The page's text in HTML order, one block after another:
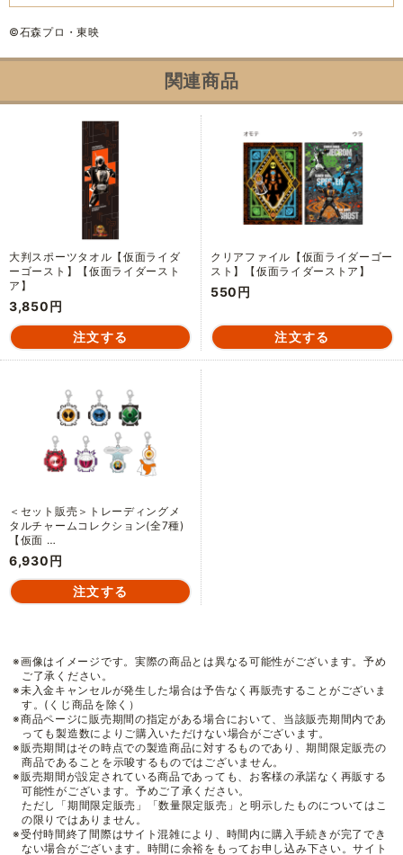
©石森プロ・東映
関連商品
大判スポーツタオル【仮面ライダ
ーゴースト】【仮面ライダースト
ア】
3,850円
クリアファイル【仮面ライダーゴー
スト】【仮面ライダーストア】
550円
＜セット販売＞トレーディングメ
タルチャームコレクション(全7種)
【仮面 …
6,930円
※画像はイメージです。実際の商品とは異なる可能性がございます。予め
ご了承ください。
※未入金キャンセルが発生した場合は予告なく再販売することがございま
す。(くじ商品を除く）
※商品ページに販売期間の指定がある場合において、当該販売期間内であ
っても製造数によりご購入いただけない場合がございます。
※販売期間はその時点での製造商品に対するものであり、期間限定販売の
商品であることを示唆するものではございません。
※販売期間が設定されている商品であっても、お客様の承諾なく再販する
可能性がございます。予めご了承ください。
ただし「期間限定販売」「数量限定販売」と明示したものについてはこ
の限りではありません。
※受付時間終了間際はサイト混雑により、時間内に購入手続きが完了でき
ない場合がございます。時間に余裕をもってお申し込み下さい。サイト